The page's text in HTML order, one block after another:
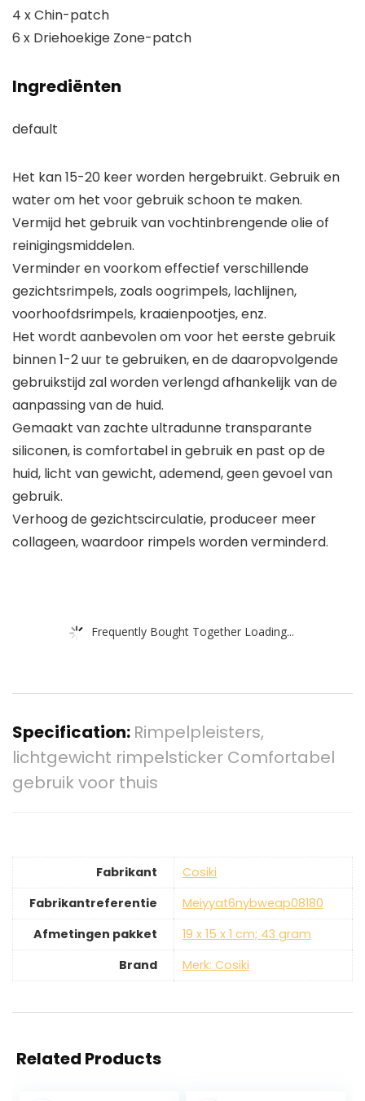
4 x Chin-patch
6 x Driehoekige Zone-patch
Ingrediënten
default
Het kan 15-20 keer worden hergebruikt. Gebruik en
water om het voor gebruik schoon te maken.
Vermijd het gebruik van vochtinbrengende olie of
reinigingsmiddelen.
Verminder en voorkom effectief verschillende
gezichtsrimpels, zoals oogrimpels, lachlijnen,
voorhoofdsrimpels, kraaienpootjes, enz.
Het wordt aanbevolen om voor het eerste gebruik
binnen 1-2 uur te gebruiken, en de daaropvolgende
gebruikstijd zal worden verlengd afhankelijk van de
aanpassing van de huid.
Gemaakt van zachte ultradunne transparante
siliconen, is comfortabel in gebruik en past op de
huid, licht van gewicht, ademend, geen gevoel van
gebruik.
Verhoog de gezichtscirculatie, produceer meer
collageen, waardoor rimpels worden verminderd.
Frequently Bought Together Loading...
Specification: Rimpelpleisters,
lichtgewicht rimpelsticker Comfortabel
gebruik voor thuis
Fabrikant
‎Cosiki
Fabrikantreferentie
‎Meiyyat6nybweap08180
Afmetingen pakket
‎19 x 15 x 1 cm; 43 gram
Brand
Merk: Cosiki
Related Products